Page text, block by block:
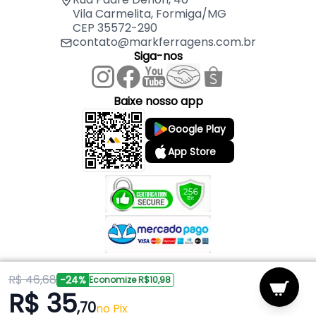
R$ 46,68 -24% Economize R$10,98
R$ 35,70no Pix
Vila Carmelita, Formiga/MG
CEP 35572-290
contato@markferragens.com.br
Siga-nos
Baixe nosso app
Google Play
App Store
Copyright © 2026 Mark Ferragens. Todos os direitos reservados.